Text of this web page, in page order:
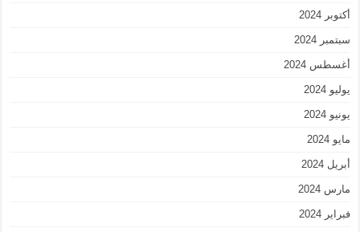
أكتوبر 2024
سبتمبر 2024
أغسطس 2024
يوليو 2024
يونيو 2024
مايو 2024
أبريل 2024
مارس 2024
فبراير 2024